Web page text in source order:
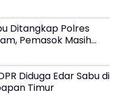
Ditangkap Polres
Pemasok Masih
Diduga Edar Sabu di
Timur